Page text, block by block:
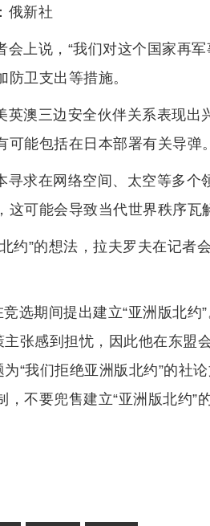
俄新社
上说，“我们对这个国家再军
卫支出等措施。
澳三边安全伙伴关系表现出
能包括在日本部署有关导弹。
求在网络空间、太空等多个
可能会导致当代世界秩序瓦
约”的想法，拉夫罗夫在记者
选期间提出建立“亚洲版北约
张感到担忧，因此他在东盟
“我们拒绝亚洲版北约”的社
不要兜售建立“亚洲版北约”